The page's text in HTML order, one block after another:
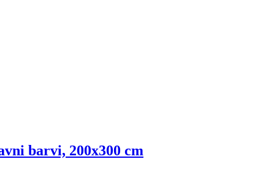
barvi, 200x300 cm